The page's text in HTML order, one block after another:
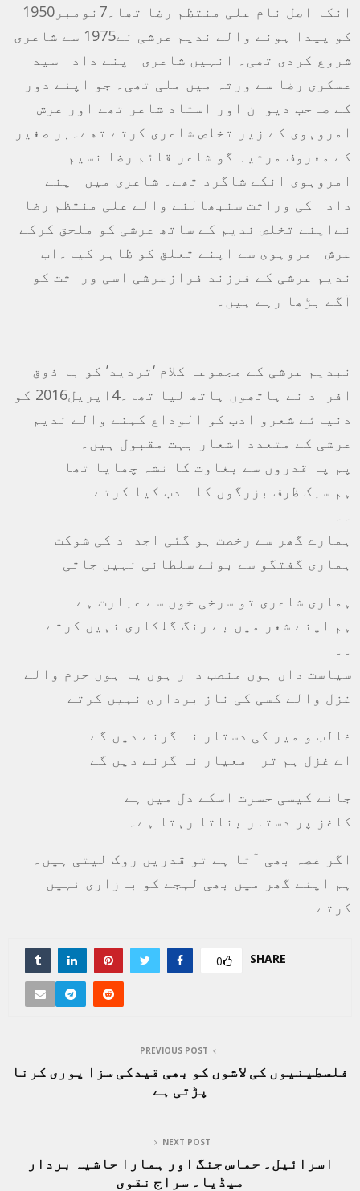
انکا اصل نام علی منتظم رضا تھا۔7نومبر1950
کو پیدا ہونے والے ندیم عرشی نے1975 سے شاعری
شروع کردی تھی۔ انہیں شاعری اپنے دادا سید
عسکری رضا سے ورثہ میں ملی تھی۔ جو اپنے دور
کے صاحب دیوان اور استاد شاعر تھے اور عرش
امروہوی کے زیر تخلص شاعری کرتے تھے۔بر صغیر
کے معروف مرثیہ گو شاعر قائم رضا نسیم
امروہوی انکے شاگرد تھے۔ شاعری میں اپنے
دادا کی وراثت سنبھالنے والے علی منتظم رضا
نےاپنے تخلص ندیم کے ساتھ عرشی کو ملحق کرکے
عرش امروہوی سے اپنے تعلق کو ظاہر کیا۔اب
ندیم عرشی کے فرزند فرازعرشی اسی وراثت کو
آگے بڑھا رہے ہیں۔
نبدیم عرشی کے مجموعہ کلام ‘تردید’ کو با ذوق
افراد نے ہاتھوں ہاتھ لیا تھا۔4اپریل2016 کو
دنیائے شعرو ادب کو الوداع کہنے والے ندیم
عرشی کے متعدد اشعار بہت مقبول ہیں۔
پم پہ قدروں سے بغاوت کا نشہ چھایا تھا
ہم سبک ظرف بزرگوں کا ادب کیا کرتے
ہمارے گھر سے رخصت ہو گئی اجداد کی شوکت
ہماری گفتگو سے بوئے سلطانی نہیں جاتی
ہماری شاعری تو سرخی خوں سے عبارت ہے
ہم اپنے شعر میں بے رنگ گلکاری نہیں کرتے
سیاست داں ہوں منصب دار ہوں یا ہوں حرم والے
غزل والے کسی کی ناز برداری نہیں کرتے
غالب و میر کی دستار نہ گرنے دیں گے
اے غزل ہم ترا معیار نہ گرنے دیں گے
جانے کیسی حسرت اسکے دل میں ہے
کاغز پر دستار بناتا رہتا ہے۔
اگر غصہ بھی آتا ہے تو قدریں روک لیتی ہیں۔
ہم اپنے گھر میں بھی لہجے کو بازاری نہیں
کرتے
SHARE
0
PREVIOUS POST
فلسطینیوں کی لاشوں کو بھی قیدکی سزا پوری کرنا
پڑتی ہے
NEXT POST
اسرائیل۔ حماس جنگ اور ہمارا حاشیہ بردار
میڈیا۔ سراج نقوی